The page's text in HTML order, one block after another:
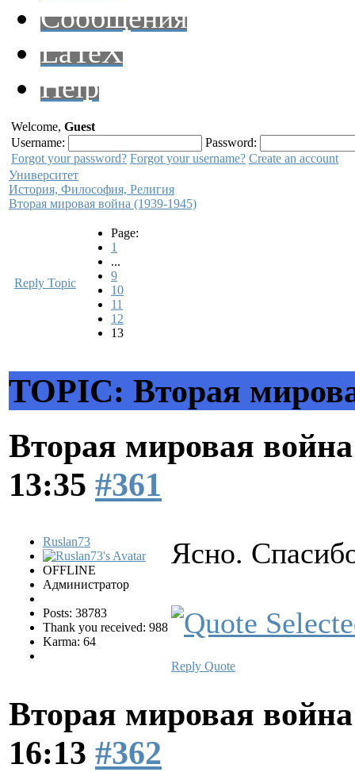
Сообщения
LaTeX
Help
Welcome, Guest
Username:
Password:
Forgot your password? Forgot your username? Create an account
Университет
История, Философия, Религия
Вторая мировая война (1939-1945)
Reply Topic
Page:
1
...
9
10
11
12
13
TOPIC: Вторая
Вторая мировая
13:35 #361
Ruslan73
OFFLINE
Администратор
Posts: 38783
Thank you received: 988
Karma: 64
Ясно.
Reply Quote
Вторая мировая
16:13 #362